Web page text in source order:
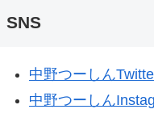
SNS
中野つーしん
中野つーしん